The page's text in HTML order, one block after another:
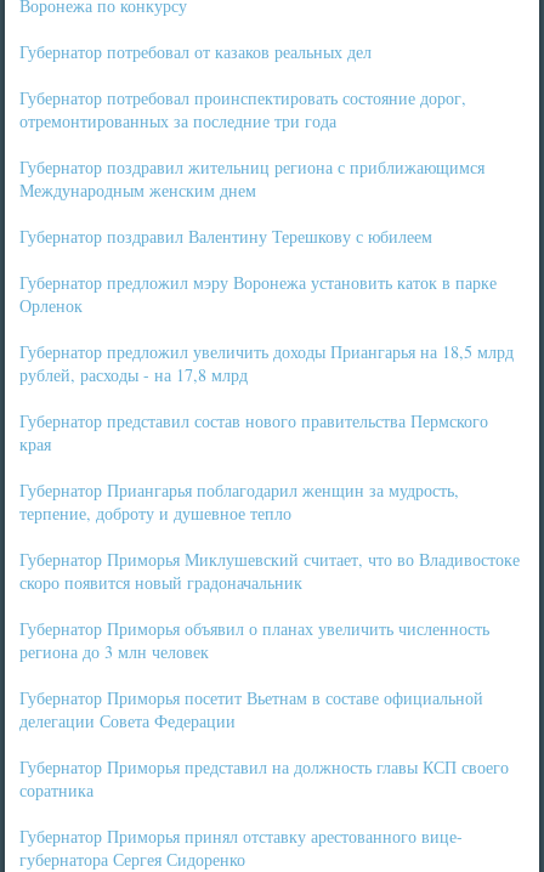
Воронежа по конкурсу
Губернатор потребовал от казаков реальных дел
Губернатор потребовал проинспектировать состояние дорог,
отремонтированных за последние три года
Губернатор поздравил жительниц региона с приближающимся
Международным женским днем
Губернатор поздравил Валентину Терешкову с юбилеем
Губернатор предложил мэру Воронежа установить каток в парке
Орленок
Губернатор предложил увеличить доходы Приангарья на 18,5 млрд
рублей, расходы - на 17,8 млрд
Губернатор представил состав нового правительства Пермского
края
Губернатор Приангарья поблагодарил женщин за мудрость,
терпение, доброту и душевное тепло
Губернатор Приморья Миклушевский считает, что во Владивостоке
скоро появится новый градоначальник
Губернатор Приморья объявил о планах увеличить численность
региона до 3 млн человек
Губернатор Приморья посетит Вьетнам в составе официальной
делегации Совета Федерации
Губернатор Приморья представил на должность главы КСП своего
соратника
Губернатор Приморья принял отставку арестованного вице-
губернатора Сергея Сидоренко